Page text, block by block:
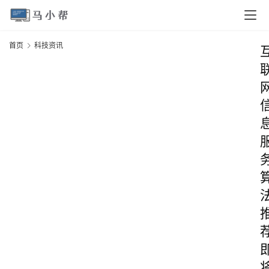
首页 科技资讯